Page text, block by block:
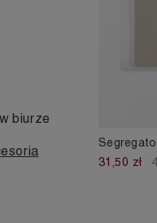
biurze
31,50 zł